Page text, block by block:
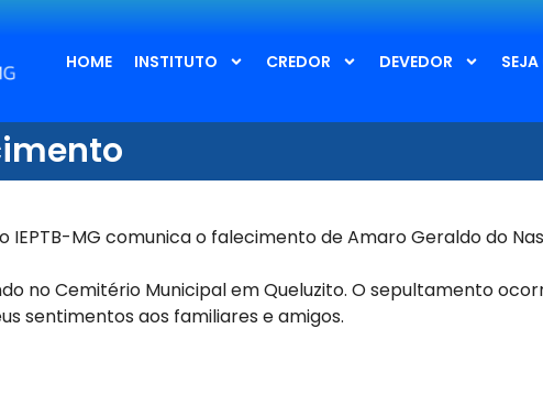
HOME INSTITUTO CREDOR DEVEDOR
IEPTB-MG comunica o falecimento de Amaro Geraldo do
no Cemitério Municipal em Queluzito. O sepultamento
sentimentos aos familiares e amigos.